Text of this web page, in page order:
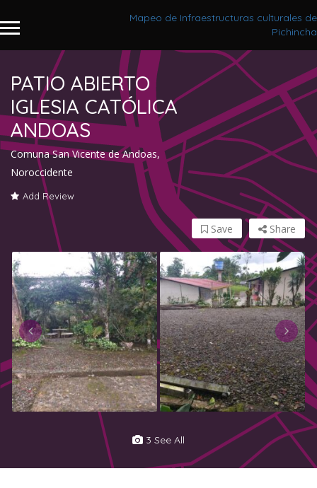
Mapeo de Infraestructuras culturales de
Pichincha
PATIO ABIERTO
IGLESIA CATÓLICA
ANDOAS
Comuna San Vicente de Andoas,
Noroccidente
Add Review
Share
Save
3 See All